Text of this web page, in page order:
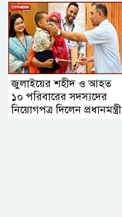
জুলাইয়ের শহীদ ও আহত
১০ পরিবারের সদস্যদের
নিয়োগপত্র দিলেন প্রধানমন্ত্রী